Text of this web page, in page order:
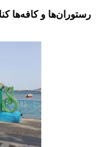
رستوران‌ها و کافه‌ها